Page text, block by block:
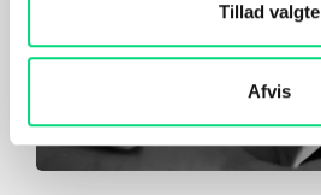
Tillad valgte
Afvis